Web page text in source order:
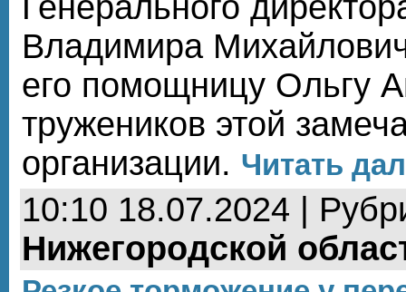
Владимира
его помощницу Ольгу
тружеников этой
организации. Читать
10:10 18.07.2024 |
Нижегородской